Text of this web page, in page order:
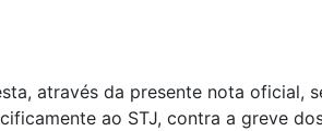
através da presente nota oficial,
ao STJ, contra a greve